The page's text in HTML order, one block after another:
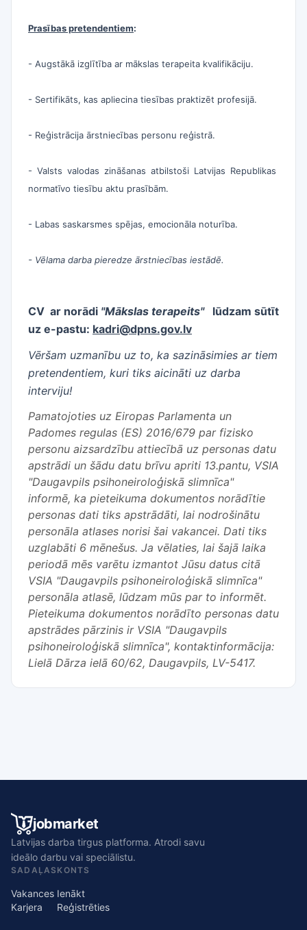
Prasības pretendentiem:
- Augstākā izglītība ar mākslas terapeita kvalifikāciju.
- Sertifikāts, kas apliecina tiesības praktizēt profesijā.
- Reģistrācija ārstniecības personu reģistrā.
- Valsts valodas zināšanas atbilstoši Latvijas Republikas
normatīvo tiesību aktu prasībām.
- Labas saskarsmes spējas, emocionāla noturība.
- Vēlama darba pieredze ārstniecības iestādē.
CV ar norādi "Mākslas terapeits" lūdzam sūtīt
uz e-pastu: kadri@dpns.gov.lv
Vēršam uzmanību uz to, ka sazināsimies ar tiem
pretendentiem, kuri tiks aicināti uz darba
interviju!
Pamatojoties uz Eiropas Parlamenta un
Padomes regulas (ES) 2016/679 par fizisko
personu aizsardzību attiecībā uz personas datu
apstrādi un šādu datu brīvu apriti 13.pantu, VSIA
"Daugavpils psihoneiroloģiskā slimnīca"
informē, ka pieteikuma dokumentos norādītie
personas dati tiks apstrādāti, lai nodrošinātu
personāla atlases norisi šai vakancei. Dati tiks
uzglabāti 6 mēnešus. Ja vēlaties, lai šajā laika
periodā mēs varētu izmantot Jūsu datus citā
VSIA "Daugavpils psihoneiroloģiskā slimnīca"
personāla atlasē, lūdzam mūs par to informēt.
Pieteikuma dokumentos norādīto personas datu
apstrādes pārzinis ir VSIA "Daugavpils
psihoneiroloģiskā slimnīca", kontaktinformācija:
Lielā Dārza ielā 60/62, Daugavpils, LV-5417.
jobmarket
Latvijas darba tirgus platforma. Atrodi savu
ideālo darbu vai speciālistu.
SADAĻAS
Vakances
Karjera
KONTS
Ienākt
Reģistrēties